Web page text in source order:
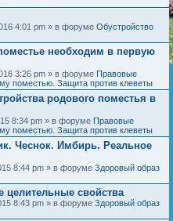
4:01 pm » в форуме Обустройство
необходим в первую
3:26 pm » в форуме Правовые
поместью. Защита против клеветы
родового поместья в
8:34 pm » в форуме Правовые
поместью. Защита против клеветы
Чеснок. Имбирь. Реальное
8:44 pm » в форуме Здоровый образ
целительные свойства
8:43 pm » в форуме Здоровый образ